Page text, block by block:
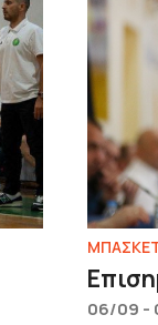
06/09 -